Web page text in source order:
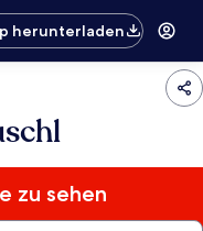
herunterladen
zu sehen